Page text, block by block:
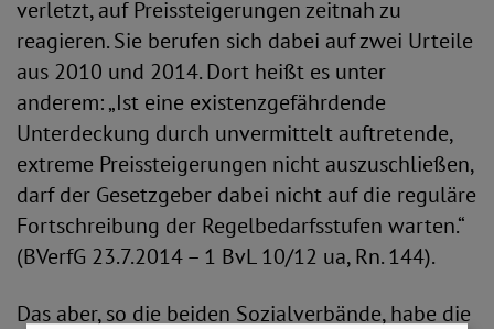
verletzt, auf Preissteigerungen zeitnah zu
reagieren. Sie berufen sich dabei auf zwei Urteile
aus 2010 und 2014. Dort heißt es unter
anderem: „Ist eine existenzgefährdende
Unterdeckung durch unvermittelt auftretende,
extreme Preissteigerungen nicht auszuschließen,
darf der Gesetzgeber dabei nicht auf die reguläre
Fortschreibung der Regelbedarfsstufen warten.“
(BVerfG 23.7.2014 – 1 BvL 10/12 ua, Rn. 144).
Das aber, so die beiden Sozialverbände, habe die